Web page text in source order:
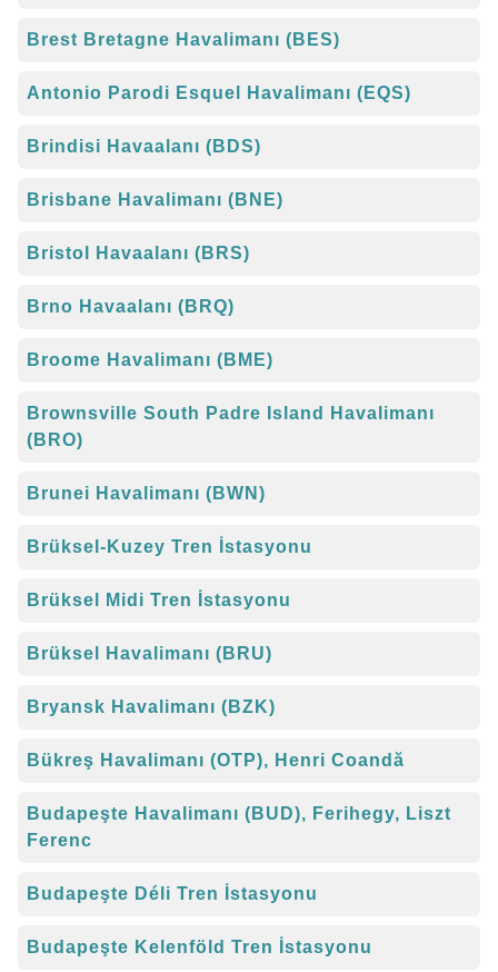
Brest Bretagne Havalimanı (BES)
Antonio Parodi Esquel Havalimanı (EQS)
Brindisi Havaalanı (BDS)
Brisbane Havalimanı (BNE)
Bristol Havaalanı (BRS)
Brno Havaalanı (BRQ)
Broome Havalimanı (BME)
Brownsville South Padre Island Havalimanı
(BRO)
Brunei Havalimanı (BWN)
Brüksel-Kuzey Tren İstasyonu
Brüksel Midi Tren İstasyonu
Brüksel Havalimanı (BRU)
Bryansk Havalimanı (BZK)
Bükreş Havalimanı (OTP), Henri Coandă
Budapeşte Havalimanı (BUD), Ferihegy, Liszt
Ferenc
Budapeşte Déli Tren İstasyonu
Budapeşte Kelenföld Tren İstasyonu